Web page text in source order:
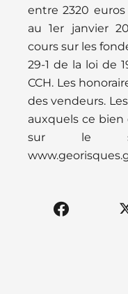
entre 2320
au 1er janvier
cours sur les
29-1 de la loi de
CCH. Les
des vendeurs.
auxquels ce
sur le